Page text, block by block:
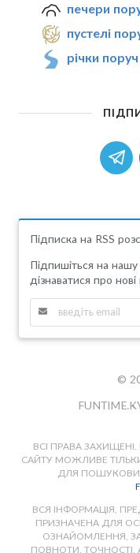
печери
пустелі
річки
Підписка на RSS
Підпишіться на
дізнаватися про нові
©
ВСІ ПРАВА
САЙТУ МОЖЛИВЕ
ДЛЯ
ВСЯ ІНФОРМАЦІЯ,
ПРИЗНАЧЕНА ДЛЯ
ОЗНАЙОМЛЕННЯ,
ПОВНОТИ, ТОЧНОСТІ,